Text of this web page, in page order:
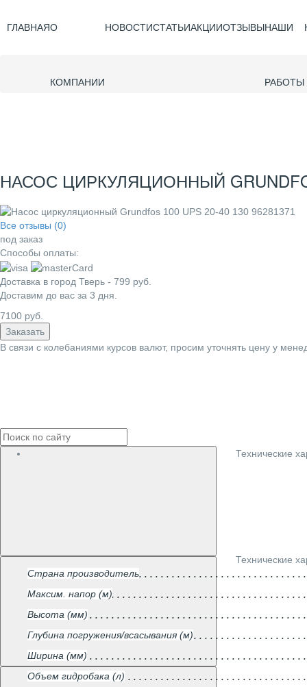
ГЛАВНАЯО
КОМПАНИИ
НОВОСТИСТАТЬИАКЦИИОТЗЫВЫНАШИ
РАБОТЫ
НАСОС ЦИРКУЛЯЦИОННЫЙ
Все отзывы (0)
под заказ
Способы оплаты:
Доставка в город Тверь - 799 руб.
Доставим до вас за 3 дня.
7100 руб.
Заказать
В связи с колебаниями курсов валют, просим уточнять цену у
Технические
Технические
Страна производитель
Максим. напор (м)
Высота (мм)
Глубина погружения/всасывания (м)
Ширина (мм)
Объем гидробака (л)